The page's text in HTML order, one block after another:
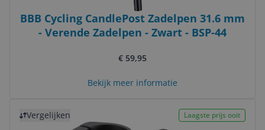
BBB Cycling CandlePost Zadelpen 31.6 mm
- Verende Zadelpen - Zwart - BSP-44
€ 59,95
Bekijk meer informatie
Vergelijken Laagste prijs ooit